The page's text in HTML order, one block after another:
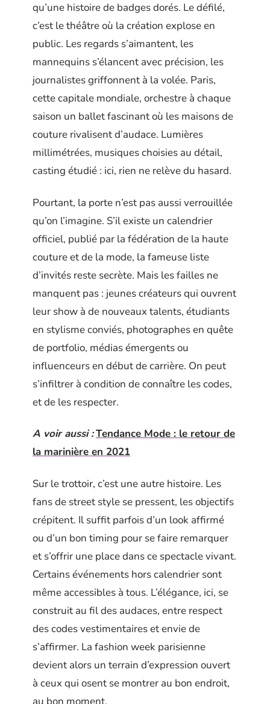
qu’une histoire de badges dorés. Le défilé,
c’est le théâtre où la création explose en
public. Les regards s’aimantent, les
mannequins s’élancent avec précision, les
journalistes griffonnent à la volée. Paris,
cette capitale mondiale, orchestre à chaque
saison un ballet fascinant où les maisons de
couture rivalisent d’audace. Lumières
millimétrées, musiques choisies au détail,
casting étudié : ici, rien ne relève du hasard.
Pourtant, la porte n’est pas aussi verrouillée
qu’on l’imagine. S’il existe un calendrier
officiel, publié par la fédération de la haute
couture et de la mode, la fameuse liste
d’invités reste secrète. Mais les failles ne
manquent pas : jeunes créateurs qui ouvrent
leur show à de nouveaux talents, étudiants
en stylisme conviés, photographes en quête
de portfolio, médias émergents ou
influenceurs en début de carrière. On peut
s’infiltrer à condition de connaître les codes,
et de les respecter.
A voir aussi :Tendance Mode : le retour de
la marinière en 2021
Sur le trottoir, c’est une autre histoire. Les
fans de street style se pressent, les objectifs
crépitent. Il suffit parfois d’un look affirmé
ou d’un bon timing pour se faire remarquer
et s’offrir une place dans ce spectacle vivant.
Certains événements hors calendrier sont
même accessibles à tous. L’élégance, ici, se
construit au fil des audaces, entre respect
des codes vestimentaires et envie de
s’affirmer. La fashion week parisienne
devient alors un terrain d’expression ouvert
à ceux qui osent se montrer au bon endroit,
au bon moment.